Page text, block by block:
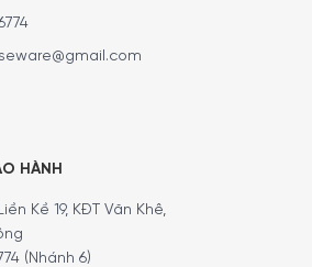
HÀNH
Kề 19, KĐT Văn Khê,
(Nhánh 6)